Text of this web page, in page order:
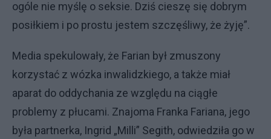
ogóle nie myślę o seksie. Dziś cieszę się dobrym
posiłkiem i po prostu jestem szczęśliwy, że żyję”.
Media spekulowały, że Farian był zmuszony
korzystać z wózka inwalidzkiego, a także miał
aparat do oddychania ze względu na ciągłe
problemy z płucami. Znajoma Franka Fariana, jego
była partnerka, Ingrid „Milli” Segith, odwiedziła go w